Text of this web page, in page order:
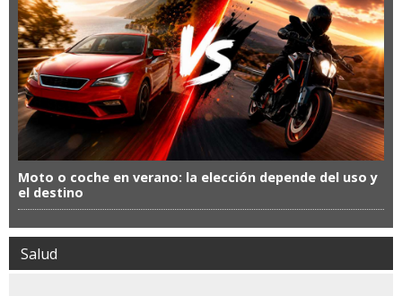
Moto o coche en verano: la elección depende del uso y
el destino
Salud